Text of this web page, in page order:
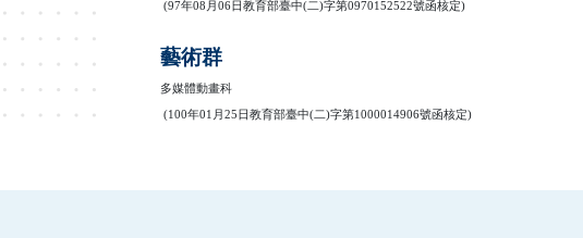
(97年08 月06日教育部臺中(二)字第0970152522號函核定)
藝術群
多媒體動畫科
(100年01 月25 日教育部臺中(二)字第1000014906號函核定)